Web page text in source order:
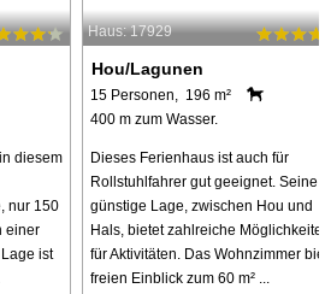
diesem
nur 150
einer
ist
Haus: 17929
Hou/Lagunen
15 Personen, 196 m²
400 m zum Wasser.
Dieses Ferienhaus ist auch für
Rollstuhlfahrer gut geeignet. Seine
günstige Lage, zwischen Hou und
Hals, bietet zahlreiche Möglichkeiten
für Aktivitäten. Das Wohnzimmer
freien Einblick zum 60 m² ...